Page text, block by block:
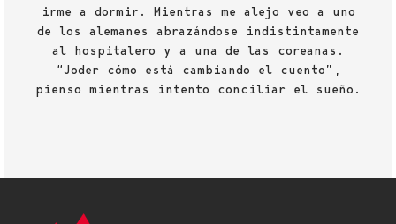
irme a dormir. Mientras me alejo veo a uno
de los alemanes abrazándose indistintamente
al hospitalero y a una de las coreanas.
“Joder cómo está cambiando el cuento”,
pienso mientras intento conciliar el sueño.